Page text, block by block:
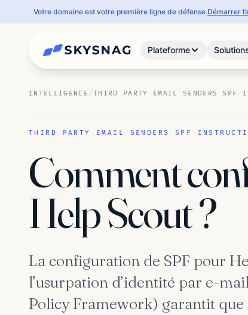
Votre domaine est votre première ligne de défense.Démarrer
Plateforme
INTELLIGENCE /THIRD PARTY EMAIL SENDERS SPF
THIRD PARTY EMAIL SENDERS SPF
Comment
Help Scout ?
La configuration de SPF pour
l’usurpation d’identité par e-
Policy Framework) garantit que